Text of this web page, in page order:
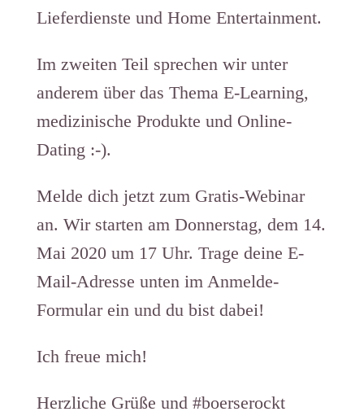
Lieferdienste und Home Entertainment.
Im zweiten Teil sprechen wir unter
anderem über das Thema E-Learning,
medizinische Produkte und Online-
Dating :-).
Melde dich jetzt zum Gratis-Webinar
an. Wir starten am Donnerstag, dem 14.
Mai 2020 um 17 Uhr. Trage deine E-
Mail-Adresse unten im Anmelde-
Formular ein und du bist dabei!
Ich freue mich!
Herzliche Grüße und #boerserockt